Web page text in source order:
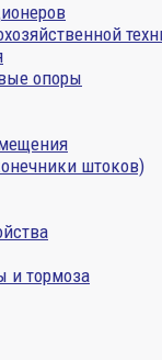
опоры
штоков)
и тормоза